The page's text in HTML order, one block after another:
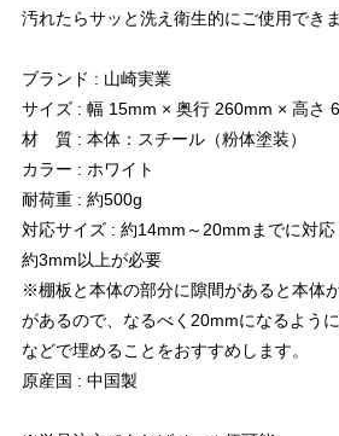
汚れたらサッと洗え衛生的にご使用できま
ブランド : 山崎実業
サイズ : 幅 15mm × 奥行 260mm × 高さ
材 質 : 本体：スチール（粉体塗装）
カラー : ホワイト
耐荷重 : 約500g
対応サイズ : 約14mm～20mmまでに対応
約3mm以上が必要
※棚板と本体の部分に隙間があると本体
があるので、なるべく20mmになるよう
などで埋めることをおすすめします。
原産国 : 中国製